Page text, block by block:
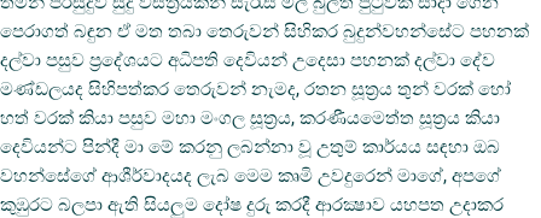
පෙරාගත් බඳුන ඒ මත තබා තෙරුවන් සිහිකර බුදුන්වහන්සේට පහනක්
දල්වා පසුව ප්‍රදේශයට අධිපති දෙවියන් උදෙසා පහනක් දල්වා දේව
මණ්ඩලයද සිහිපත්කර තෙරුවන් නැමද, රතන සූත්‍රය තුන් වරක් හෝ
හත් වරක් කියා පසුව මහා මංගල සූත්‍රය, කරණීයමෙත්ත සූත්‍රය කියා
දෙවියන්ට පින්දී මා මේ කරනු ලබන්නා වූ උතුම් කාර්යය සඳහා ඔබ
වහන්සේගේ ආශීර්වාදයද ලැබ මෙම කෘමි උවදුරෙන් මාගේ, අපගේ
කුඹුරට බලපා ඇති සියලුම දෝෂ දුරු කරදී ආරක්‍ෂාව යහපත උදාකර